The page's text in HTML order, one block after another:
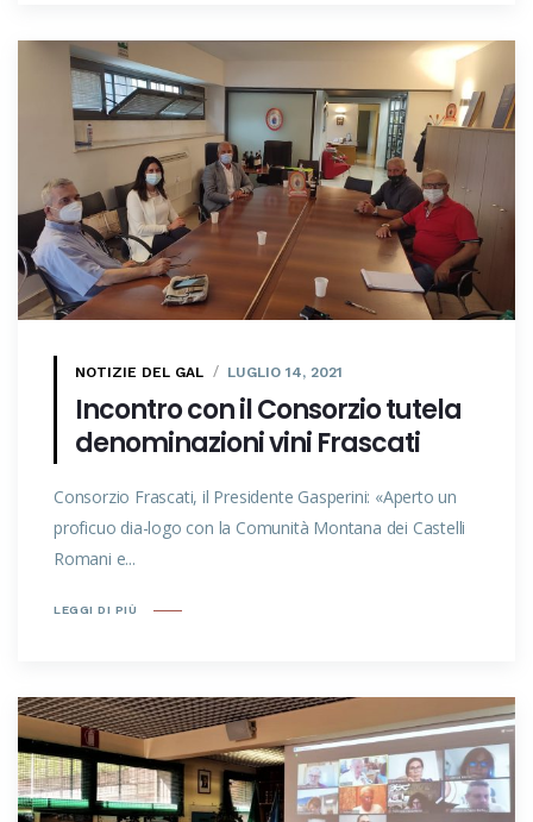
NOTIZIE DEL GAL LUGLIO 14, 2021
Incontro con il Consorzio tutela
denominazioni vini Frascati
Consorzio Frascati, il Presidente Gasperini: «Aperto un
proficuo dia-logo con la Comunità Montana dei Castelli
Romani e...
LEGGI DI PIÙ